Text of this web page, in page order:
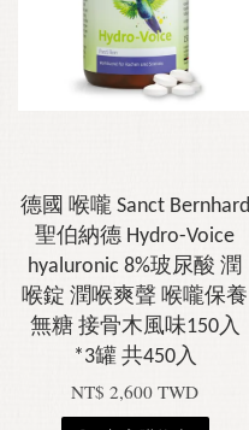
德國 喉嚨 Sanct Bernhard
聖伯納德 Hydro-Voice
hyaluronic 8%玻尿酸 潤
喉錠 潤喉爽聲 喉嚨保養
無糖 接骨木風味150入
*3罐 共450入
NT$ 2,600 TWD